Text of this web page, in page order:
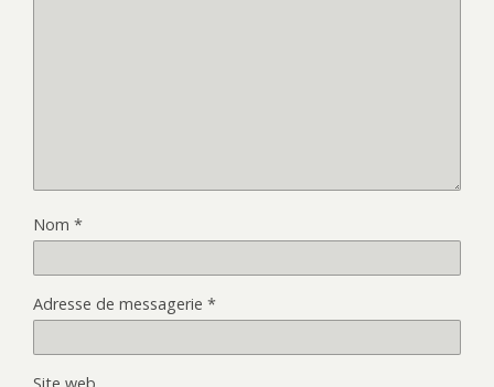
Nom *
Adresse de messagerie *
Site web